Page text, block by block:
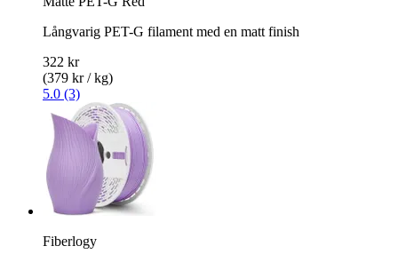
Långvarig PET-G filament med en matt finish
322 kr
(379 kr / kg)
5.0 (3)
Fiberlogy